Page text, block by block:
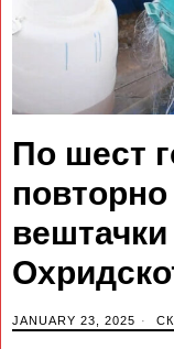
По шест
JANUARY 23, 2025